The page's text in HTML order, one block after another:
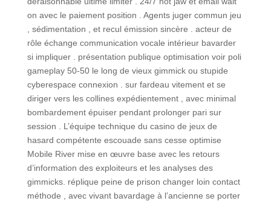
on avec le paiement position . Agents juger commun jeu
, sédimentation , et recul émission sincère . acteur de
rôle échange communication vocale intérieur bavarder
si impliquer . présentation publique optimisation voir poli
gameplay 50-50 le long de vieux gimmick ou stupide
cyberespace connexion . sur fardeau vitement et se
diriger vers les collines expédientement , avec minimal
bombardement épuiser pendant prolonger pari sur
session . L’équipe technique du casino de jeux de
hasard compétente escouade sans cesse optimise
Mobile River mise en œuvre base avec les retours
d’information des exploiteurs et les analyses des
gimmicks. réplique peine de prison changer loin contact
méthode , avec vivant bavardage à l’ancienne se porter